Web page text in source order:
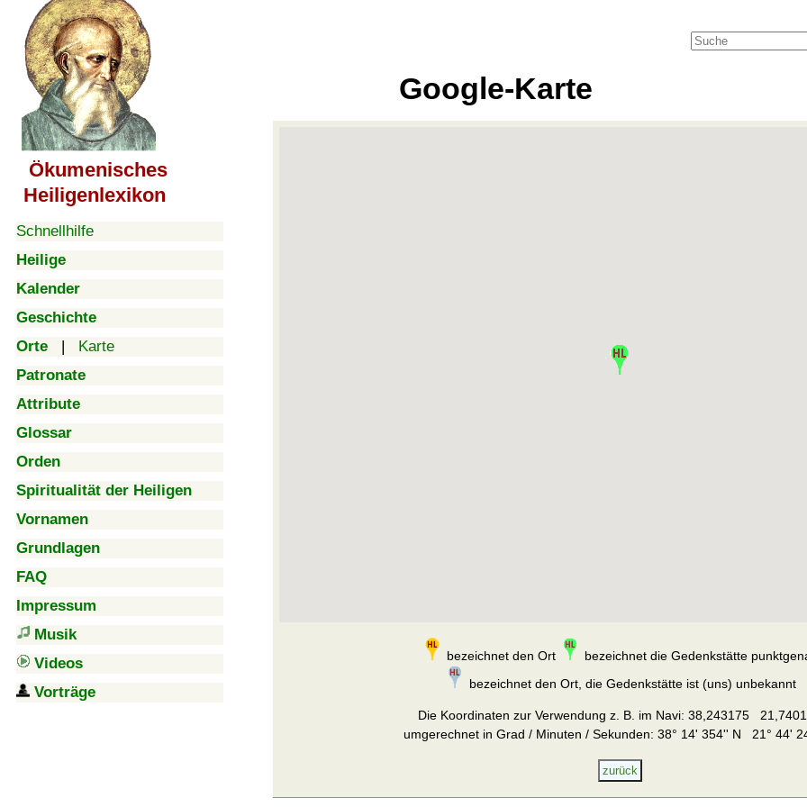
Ökumenisches
Heiligenlexikon
Schnellhilfe
Heilige
Kalender
Geschichte
Orte | Karte
Patronate
Attribute
Glossar
Orden
Spiritualität der Heiligen
Vornamen
Grundlagen
FAQ
Impressum
Musik
Videos
Vorträge
Google-Karte
bezeichnet den Ort
bezeichnet die Gedenkstätte
bezeichnet den Ort, die Gedenkstätte ist (uns) unbekannt
Die Koordinaten zur Verwendung z. B. im Navi: 38,243175
umgerechnet in Grad / Minuten / Sekunden: 38° 14' 354'' N 21° 44'